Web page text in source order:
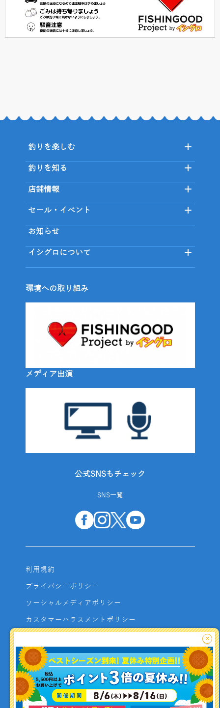
釣りを楽しむ
釣りを知る
店舗情報
セール・イベント
お知らせ
イシグロについて
環境への取り組み
メディア出演
公式SNSもチェック
SNS一覧
利用規約
プライバシーポリシー
ソーシャルメディアポリシー
カスタマーハラスメントポリシー
よくあるご質問
お問い合わせ
利用者資金の保全方法
×